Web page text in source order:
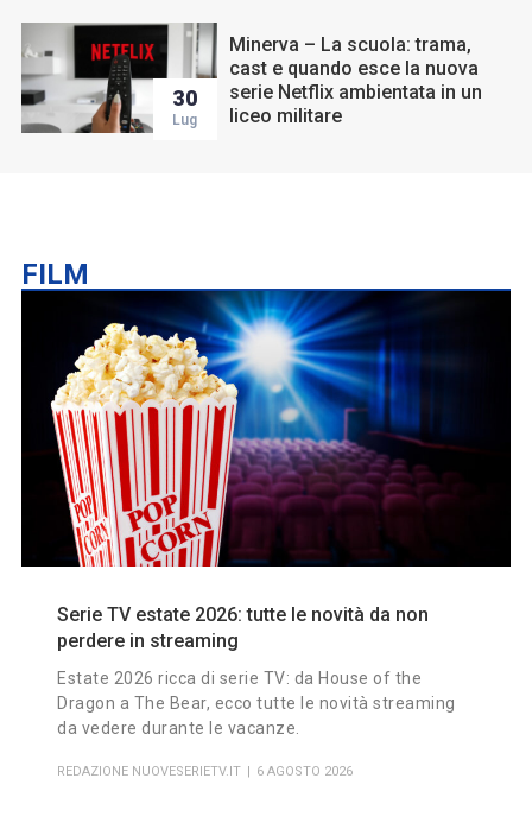
30
Lug
Minerva – La scuola: trama,
cast e quando esce la nuova
serie Netflix ambientata in un
liceo militare
FILM
Serie TV estate 2026: tutte le novità da non
perdere in streaming
Estate 2026 ricca di serie TV: da House of the
Dragon a The Bear, ecco tutte le novità streaming
da vedere durante le vacanze.
REDAZIONE NUOVESERIETV.IT 6 AGOSTO 2026